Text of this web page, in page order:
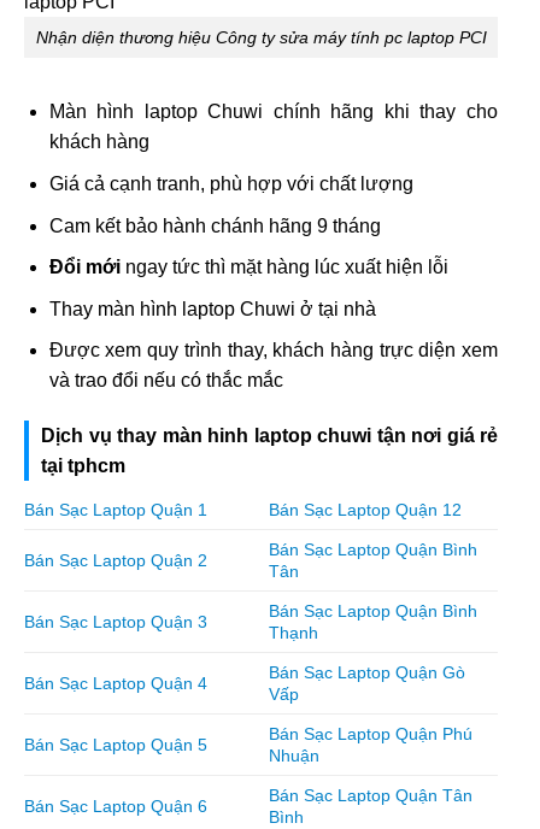
Nhận diện thương hiệu Công ty sửa máy tính pc laptop PCI
Màn hình laptop Chuwi chính hãng khi thay cho
khách hàng
Giá cả cạnh tranh, phù hợp với chất lượng
Cam kết bảo hành chánh hãng 9 tháng
Đổi mớingay tức thì mặt hàng lúc xuất hiện lỗi
Thay màn hình laptop Chuwi ở tại nhà
Được xem quy trình thay, khách hàng trực diện xem
và trao đổi nếu có thắc mắc
Dịch vụ thay màn hinh laptop chuwi tận nơi giá rẻ
tại tphcm
Bán Sạc Laptop Quận 1 Bán Sạc Laptop Quận 12
Bán Sạc Laptop Quận 2
Bán Sạc Laptop Quận Bình
Tân
Bán Sạc Laptop Quận 3
Bán Sạc Laptop Quận Bình
Thạnh
Bán Sạc Laptop Quận 4
Bán Sạc Laptop Quận Gò
Vấp
Bán Sạc Laptop Quận 5
Bán Sạc Laptop Quận Phú
Nhuận
Bán Sạc Laptop Quận 6
Bán Sạc Laptop Quận Tân
Bình